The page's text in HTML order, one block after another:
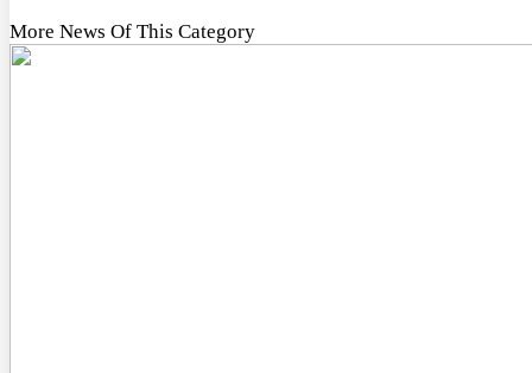
More News Of This Category